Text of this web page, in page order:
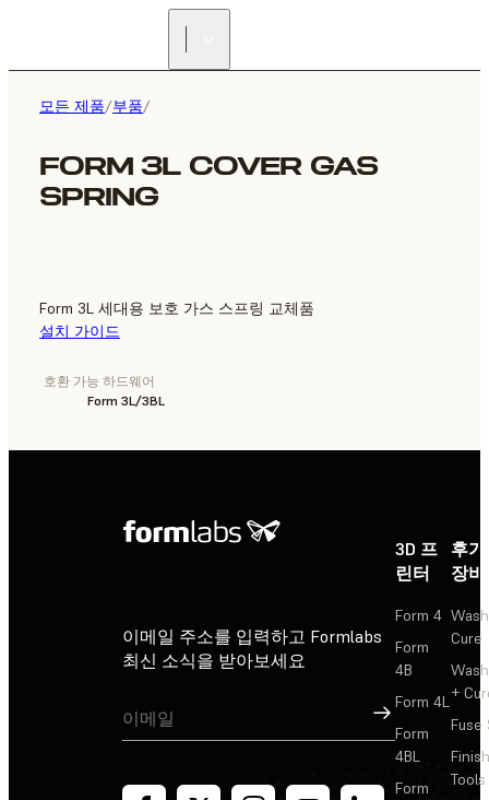
모든 제품/부품/
FORM 3L COVER GAS
SPRING
Form 3L 세대용 보호 가스 스프링 교체품
설치 가이드
호환 가능 하드웨어
Form 3L/3BL
이메일 주소를 입력하고 Formlabs
최신 소식을 받아보세요
가입
3D 프
린터
Form 4
Form
4B
Form 4L
Form
4BL
Form
후
장비
Cure
+
Fuse
Tools